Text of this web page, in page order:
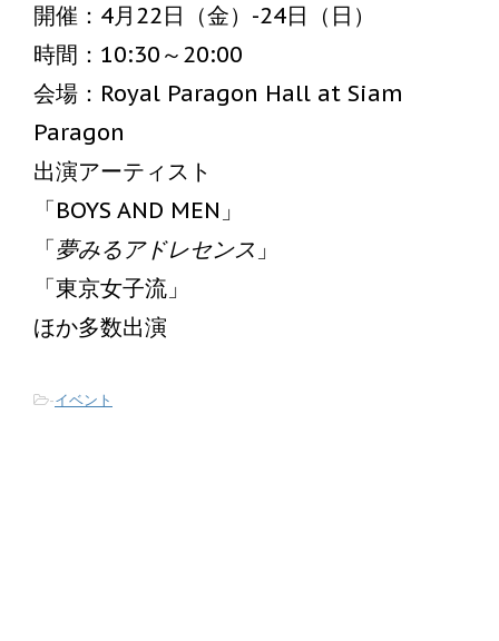
開催：4月22日（金）-24日（日）
時間：10:30～20:00
会場：Royal Paragon Hall at Siam
Paragon
出演アーティスト
「BOYS AND MEN」
「夢みるアドレセンス 」
「東京女子流」
ほか多数出演
-イベント